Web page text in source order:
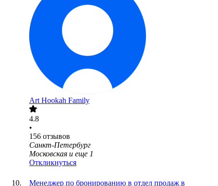
Art Hookah Family
4.8
•
156 отзывов
Санкт-Петербург
Московская и еще 1
Откликнуться
Менеджер по бронированию в отдел продаж в